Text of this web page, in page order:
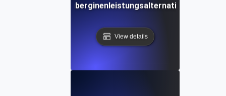
Auberginenleistungsalternative
View details